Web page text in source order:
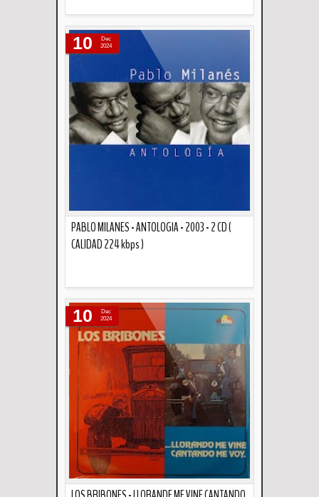
PABLO MILANES - ANTOLOGIA - 2003 - 2 CD (
CALIDAD 224 kbps )
10
Dec
2024
10
Dec
2024